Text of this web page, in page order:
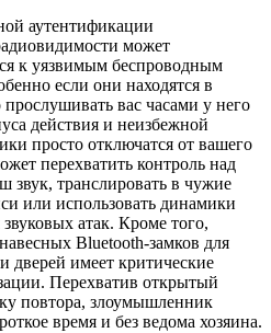
аутентификации
может
к уязвимым беспроводным
если они находятся в
вас часами у него
действия и неизбежной
просто отключатся от вашего
перехватить контроль над
звук, транслировать в чужие
или использовать динамики
атак. Кроме того,
Bluetooth-замков для
дверей имеет критические
Перехватив открытый
повтора, злоумышленник
время и без ведома хозяина.